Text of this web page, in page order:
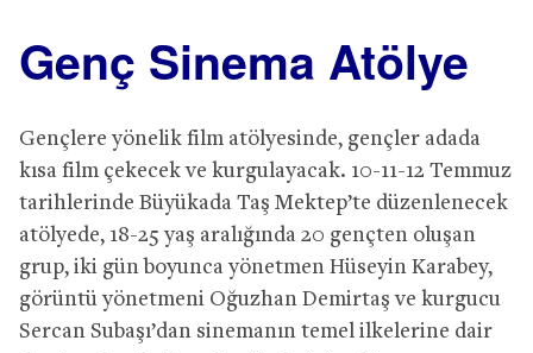
Genç Sinema Atölye
Gençlere yönelik film atölyesinde, gençler adada
kısa film çekecek ve kurgulayacak. 10-11-12 Temmuz
tarihlerinde Büyükada Taş Mektep’te düzenlenecek
atölyede, 18-25 yaş aralığında 20 gençten oluşan
grup, iki gün boyunca yönetmen Hüseyin Karabey,
görüntü yönetmeni Oğuzhan Demirtaş ve kurgucu
Sercan Subaşı’dan sinemanın temel ilkelerine dair